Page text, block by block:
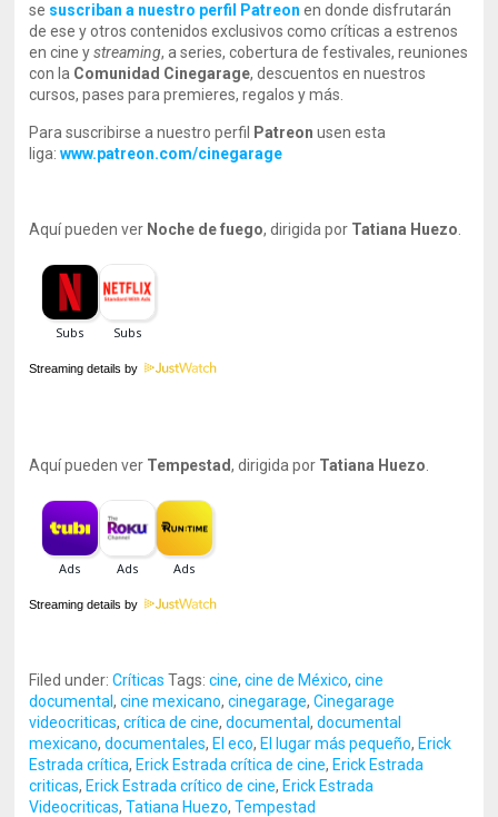
se suscriban a nuestro perfil Patreon en donde disfrutarán
de ese y otros contenidos exclusivos como críticas a estrenos
en cine ystreaming, a series, cobertura de festivales, reuniones
con la Comunidad Cinegarage, descuentos en nuestros
cursos, pases para premieres, regalos y más.
Para suscribirse a nuestro perfil Patreon usen esta
liga:www.patreon.com/cinegarage
Aquí pueden ver Noche de fuego, dirigida por Tatiana Huezo
Streaming details by
Aquí pueden ver Tempestad, dirigida por Tatiana Huezo
Streaming details by
Filed under:Críticas Tags:cine,cine de México,cine
documental,cine mexicano,cinegarage,Cinegarage
videocriticas,crítica de cine,documental,documental
mexicano,documentales, El eco, El lugar más pequeño, Erick
Estrada crítica, Erick Estrada crítica de cine, Erick Estrada
criticas, Erick Estrada crítico de cine, Erick Estrada
Videocriticas,Tatiana Huezo,Tempestad